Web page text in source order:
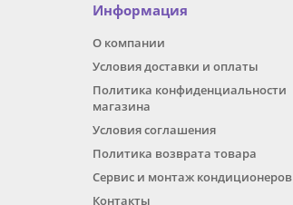
Информация
О компании
Условия доставки и оплаты
Политика конфиденциальности
магазина
Условия соглашения
Политика возврата товара
Сервис и монтаж кондиционеров
Контакты